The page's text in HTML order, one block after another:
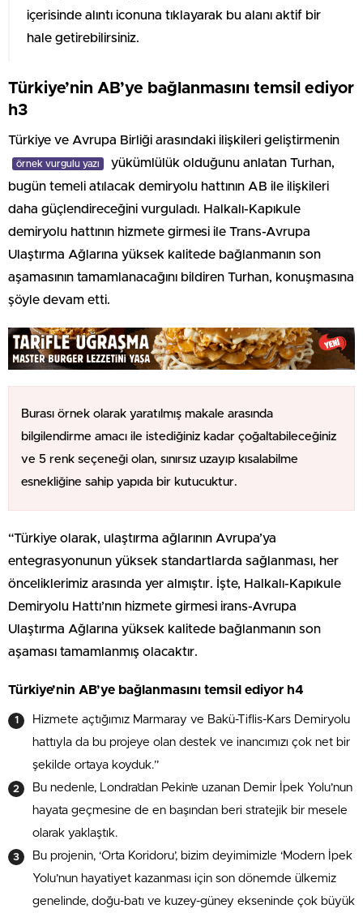
içerisinde alıntı iconuna tıklayarak bu alanı aktif bir
hale getirebilirsiniz.
Türkiye’nin AB’ye bağlanmasını temsil ediyor
h3
Türkiye ve Avrupa Birliği arasındaki ilişkileri geliştirmenin
örnek vurgulu yazı
yükümlülük olduğunu anlatan Turhan,
bugün temeli atılacak demiryolu hattının AB ile ilişkileri
daha güçlendireceğini vurguladı. Halkalı-Kapıkule
demiryolu hattının hizmete girmesi ile Trans-Avrupa
Ulaştırma Ağlarına yüksek kalitede bağlanmanın son
aşamasının tamamlanacağını bildiren Turhan, konuşmasına
şöyle devam etti.
Burası örnek olarak yaratılmış makale arasında
bilgilendirme amacı ile istediğiniz kadar çoğaltabileceğiniz
ve 5 renk seçeneği olan, sınırsız uzayıp kısalabilme
esnekliğine sahip yapıda bir kutucuktur.
“Türkiye olarak, ulaştırma ağlarının Avrupa’ya
entegrasyonunun yüksek standartlarda sağlanması, her
önceliklerimiz arasında yer almıştır. İşte, Halkalı-Kapıkule
Demiryolu Hattı’nın hizmete girmesi irans-Avrupa
Ulaştırma Ağlarına yüksek kalitede bağlanmanın son
aşaması tamamlanmış olacaktır.
Türkiye’nin AB’ye bağlanmasını temsil ediyor h4
Hizmete açtığımız Marmaray ve Bakü-Tiflis-Kars Demiryolu
hattıyla da bu projeye olan destek ve inancımızı çok net bir
şekilde ortaya koyduk.”
Bu nedenle, Londra’dan Pekin’e uzanan Demir İpek Yolu’nun
hayata geçmesine de en başından beri stratejik bir mesele
olarak yaklaştık.
Bu projenin, ‘Orta Koridoru’, bizim deyimimizle ‘Modern İpek
Yolu’nun hayatiyet kazanması için son dönemde ülkemiz
genelinde, doğu-batı ve kuzey-güney ekseninde çok büyük